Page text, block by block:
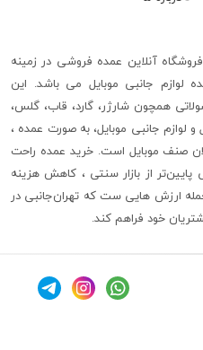
عمده فروشی در زمینه
موبایل می باشد. این
شارژر، گارد، قاب، گلس،
موبایل، به صورت عمده ،
است. خرید عمده راحت
بازار سنتی ، کاهش هزینه
هایی ست که تهران‌جانبی در
کند.